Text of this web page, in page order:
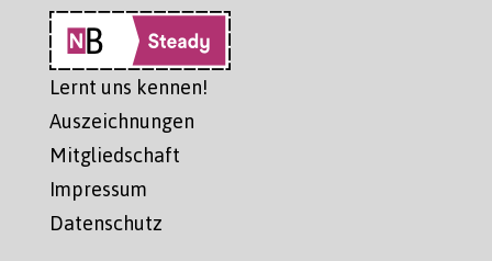
Lernt uns kennen!
Auszeichnungen
Mitgliedschaft
Impressum
Datenschutz